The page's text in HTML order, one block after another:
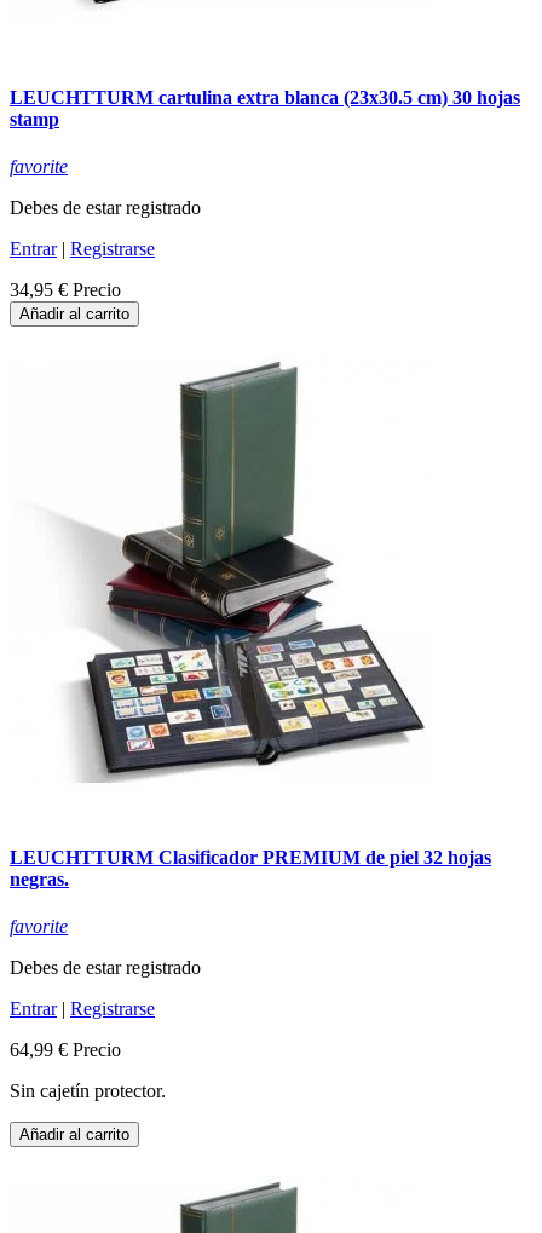
LEUCHTTURM cartulina extra blanca (23x30.5 cm) 30 hojas
stamp
favorite
Debes de estar registrado
Entrar| Registrarse
34,95 € Precio
Añadir al carrito
LEUCHTTURM Clasificador PREMIUM de piel 32 hojas
negras.
favorite
Debes de estar registrado
Entrar| Registrarse
64,99 € Precio
Sin cajetín protector.
Añadir al carrito